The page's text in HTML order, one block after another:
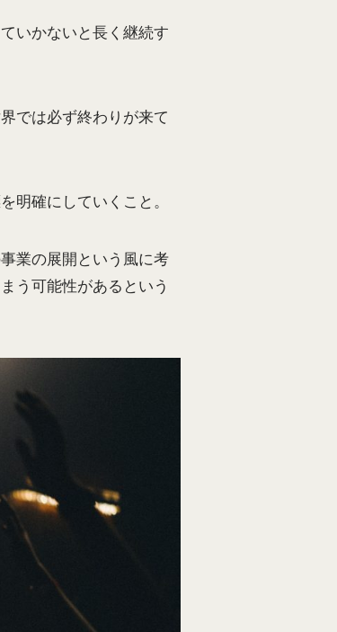
いかないと長く継続す
では必ず終わりが来て
明確にしていくこと。
業の展開という風に考
う可能性があるという